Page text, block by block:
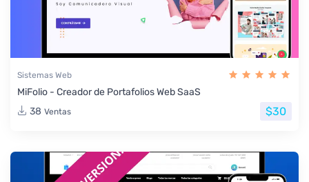
Sistemas Web
MiFolio - Creador de Portafolios Web SaaS
38 Ventas $30